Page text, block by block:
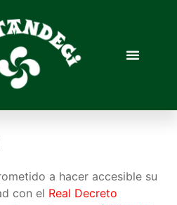
a hacer accesible su
con el Real Decreto